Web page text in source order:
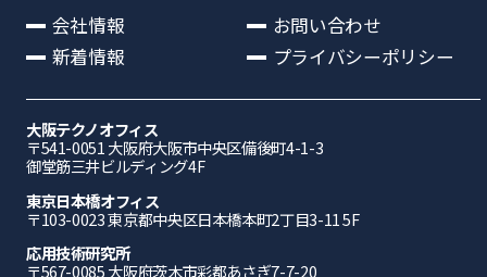
会社情報
新着情報
お問い合わせ
プライバシーポリシー
大阪テクノオフィス
〒541-0051 ⼤阪府⼤阪市中央区備後町4-1-3
御堂筋三井ビルディング4F
東京日本橋オフィス
〒103-0023 東京都中央区日本橋本町2丁目3-11 5F
応⽤技術研究所
〒567-0085 ⼤阪府茨⽊市彩都あさぎ7-7-20